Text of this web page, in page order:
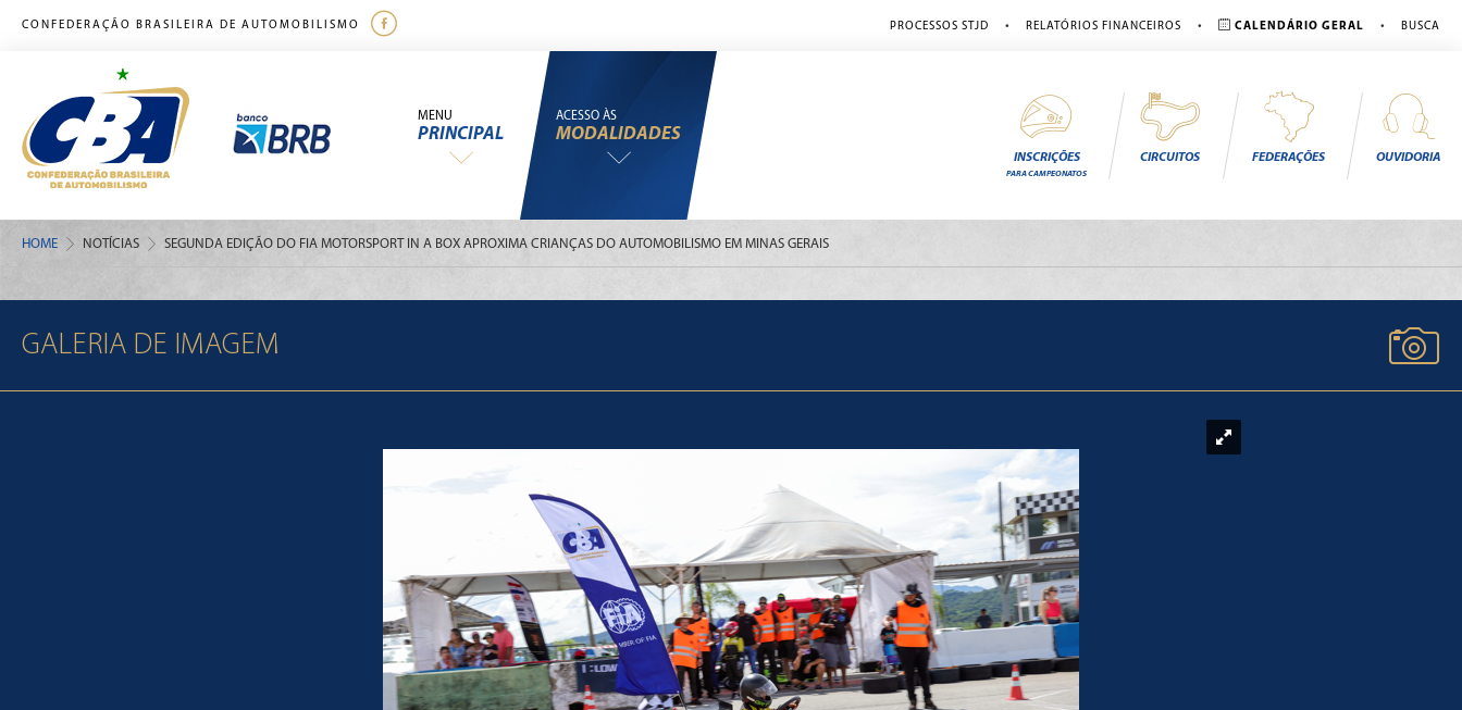
CONFEDERAÇÃO BRASILEIRA DE AUTOMOBILISMO PROCESSOS STJD • RELATÓRIOS FINANCEIROS • CALENDÁRIO GERAL • BUSCA
MENU
PRINCIPAL
ACESSO ÀS
MODALIDADES
INSCRIÇÕES
PARA CAMPEONATOS
CIRCUITOS FEDERAÇÕES OUVIDORIA
HOME NOTÍCIAS SEGUNDA EDIÇÃO DO FIA MOTORSPORT IN A BOX APROXIMA CRIANÇAS DO AUTOMOBILISMO EM MINAS GERAIS
GALERIA DE IMAGEM